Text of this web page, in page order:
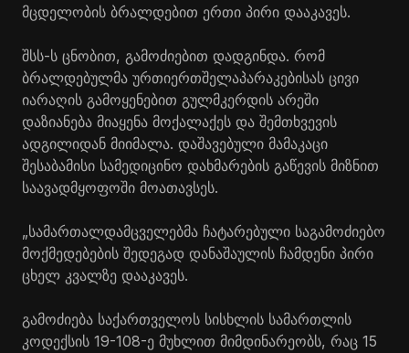
მცდელობის ბრალდებით ერთი პირი დააკავეს.
შსს-ს ცნობით, გამოძიებით დადგინდა. რომ
ბრალდებულმა ურთიერთშელაპარაკებისას ცივი
იარაღის გამოყენებით გულმკერდის არეში
დაზიანება მიაყენა მოქალაქეს და შემთხვევის
ადგილიდან მიიმალა. დაშავებული მამაკაცი
შესაბამისი სამედიცინო დახმარების გაწევის მიზნით
საავადმყოფოში მოათავსეს.
„სამართალდამცველებმა ჩატარებული საგამოძიებო
მოქმედებების შედეგად დანაშაულის ჩამდენი პირი
ცხელ კვალზე დააკავეს.
გამოძიება საქართველოს სისხლის სამართლის
კოდექსის 19-108-ე მუხლით მიმდინარეობს, რაც 15